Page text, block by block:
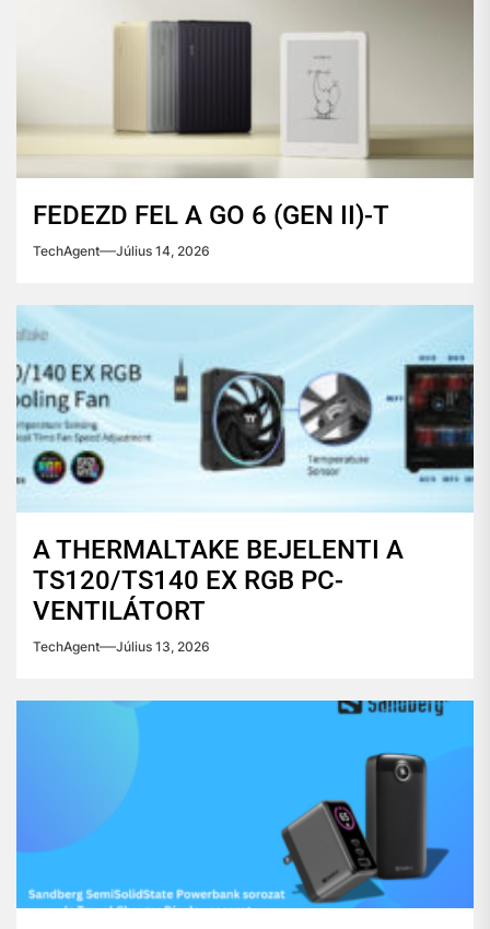
FEDEZD FEL A GO 6 (GEN II)-T
TechAgent Július 14, 2026
A THERMALTAKE BEJELENTI A
TS120/TS140 EX RGB PC-
VENTILÁTORT
TechAgent Július 13, 2026